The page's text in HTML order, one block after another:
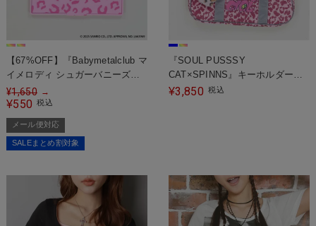
【67%OFF】『Babymetalclub マ
イメロディ シュガーバニーズ
×SPINNS』ミラー
¥1,650 →
¥550 税込
メール便対応
SALEまとめ割対象
『SOUL PUSSSY
CAT×SPINNS』キーホルダー付
きスクールバッグ
¥3,850 税込